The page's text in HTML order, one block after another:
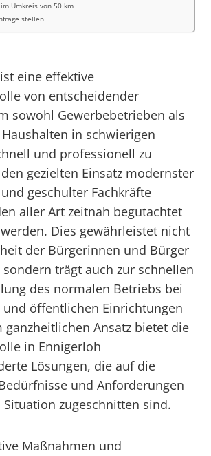
Umkreis von 50 km
stellen
eine effektive
von entscheidender
sowohl Gewerbebetrieben als
in schwierigen
und professionell zu
gezielten Einsatz modernster
geschulter Fachkräfte
aller Art zeitnah begutachtet
Dies gewährleistet nicht
der Bürgerinnen und Bürger
trägt auch zur schnellen
des normalen Betriebs bei
öffentlichen Einrichtungen
ganzheitlichen Ansatz bietet die
in Ennigerloh
Lösungen, die auf die
und Anforderungen
zugeschnitten sind.
Maßnahmen und